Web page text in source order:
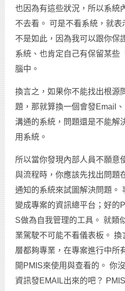
也因為有這些狀況，所以系統
不去看。 可是不看系統，就
不是如此，因為我可以跟你保
系統、也肯定自己有保留某些
腦中。
換言之，如果你不能找出根源
題，那就算換一個會發Email
溝通的系統，問題還是不能解
用系統。
所以當你發現內部人員不願意
與流程時，你應該先找出問題
通知的系統來試圖解決問題。
變成專案的資訊總平台；好的
S做為自我管理的工具。 就類
業駕駛不可能不看儀表板。
層都夠專業，在專案進行中所
開PMIS來使用與查看的。 你
資訊發EMAIL出來的吧？